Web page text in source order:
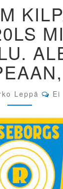
KIVÄÄRIN
SM
KILPAILUT
INKOO.
50M
KIVÄÄRI
3X20LS
MIEHET
JA
ALEKSIN
SELVÄ
JOHTO
SULI
HOPEAAN,
LAURI
VIIDES
Leppä Ei